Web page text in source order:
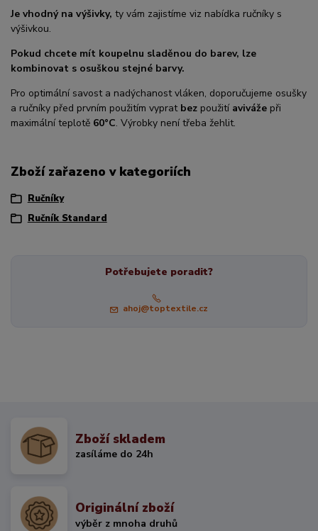
Je vhodný na výšivky, ty vám zajistíme viz nabídka ručníky s
výšivkou.
Pokud chcete mít koupelnu sladěnou do barev, lze
kombinovat s osuškou stejné barvy.
Pro optimální savost a nadýchanost vláken, doporučujeme osušky
a ručníky před prvním použitím vyprat bez použití aviváže při
maximální teplotě 60°C. Výrobky není třeba žehlit.
Zboží zařazeno v kategoriích
Ručníky
Ručník Standard
Potřebujete poradit?
ahoj@toptextile.cz
Zboží skladem
zasíláme do 24h
Originální zboží
výběr z mnoha druhů